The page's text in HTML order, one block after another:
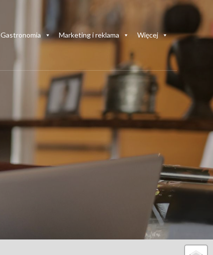
Gastronomia Marketing i reklama Więcej